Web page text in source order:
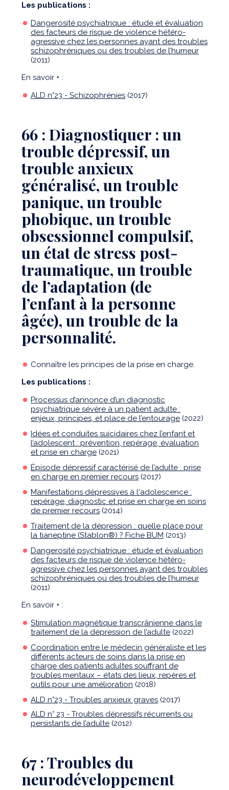
Les publications :
Dangerosité psychiatrique : étude et évaluation
des facteurs de risque de violence hétéro-
agressive chez les personnes ayant des troubles
schizophréniques ou des troubles de l’humeur
(2011)
En savoir + :
ALD n°23 - Schizophrénies (2017)
66 : Diagnostiquer : un
trouble dépressif, un
trouble anxieux
généralisé, un trouble
panique, un trouble
phobique, un trouble
obsessionnel compulsif,
un état de stress post-
traumatique, un trouble
de l’adaptation (de
l’enfant à la personne
âgée), un trouble de la
personnalité.
Connaître les principes de la prise en charge.
Les publications :
Processus d’annonce d’un diagnostic
psychiatrique sévère à un patient adulte :
enjeux, principes, et place de l’entourage (2022)
Idées et conduites suicidaires chez l’enfant et
l’adolescent : prévention, repérage, évaluation
et prise en charge (2021)
Épisode dépressif caractérisé de l’adulte : prise
en charge en premier recours (2017)
Manifestations dépressives à l'adolescence :
repérage, diagnostic et prise en charge en soins
de premier recours (2014)
Traitement de la dépression : quelle place pour
la tianeptine (Stablon®) ? Fiche BUM (2013)
Dangerosité psychiatrique : étude et évaluation
des facteurs de risque de violence hétéro-
agressive chez les personnes ayant des troubles
schizophréniques ou des troubles de l’humeur
(2011)
En savoir + :
Stimulation magnétique transcrânienne dans le
traitement de la dépression de l’adulte (2022)
Coordination entre le médecin généraliste et les
différents acteurs de soins dans la prise en
charge des patients adultes souffrant de
troubles mentaux – états des lieux, repères et
outils pour une amélioration (2018)
ALD n°23 - Troubles anxieux graves (2017)
ALD n° 23 - Troubles dépressifs récurrents ou
persistants de l’adulte (2012)
67 : Troubles du
neurodéveloppement